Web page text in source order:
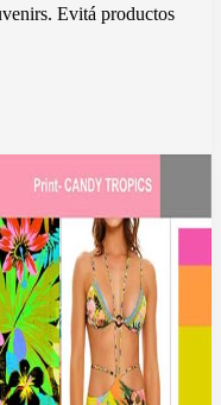
Evitá productos